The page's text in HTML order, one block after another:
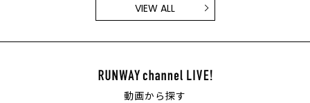
VIEW ALL
動画から探す